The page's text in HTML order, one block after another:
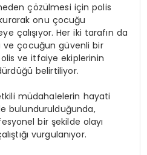
çözülmesi için polis
onu çocuğu
çalışıyor. Her iki tarafın da
ve çocuğun güvenli bir
ve itfaiye ekiplerinin
belirtiliyor.
müdahalelerin hayati
bulundurulduğunda,
bir şekilde olayı
vurgulanıyor.